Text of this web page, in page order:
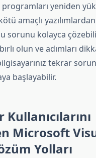
yeniden
amaçlı yazılımlardan
sorunu kolayca
olun ve adımları
tekrar
başlayabilir.
Microsoft
Yolları